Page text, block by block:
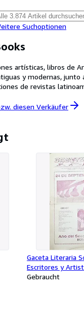
Suchoptionen
artísticas, libros de
y modernas, junto
de revistas
to the 20th century.
diesen Verkäufer
Gaceta Literaria
Escritores y
de la Sierra
Gebraucht